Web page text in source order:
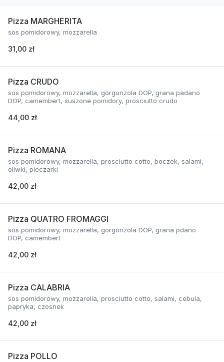
Pizza MARGHERITA
sos pomidorowy, mozzarella
31,00 zł
Pizza CRUDO
sos pomidorowy, mozzarella, gorgonzola DOP, grana padano
DOP, camembert, suszone pomidory, prosciutto crudo
44,00 zł
Pizza ROMANA
sos pomidorowy, mozzarella, prosciutto cotto, boczek, salami,
oliwki, pieczarki
42,00 zł
Pizza QUATRO FROMAGGI
sos pomidorowy, mozzarella, gorgonzola DOP, grana pdano
DOP, camembert
42,00 zł
Pizza CALABRIA
sos pomidorowy, mozzarella, prosciutto cotto, salami, cebula,
papryka, czosnek
42,00 zł
Pizza POLLO